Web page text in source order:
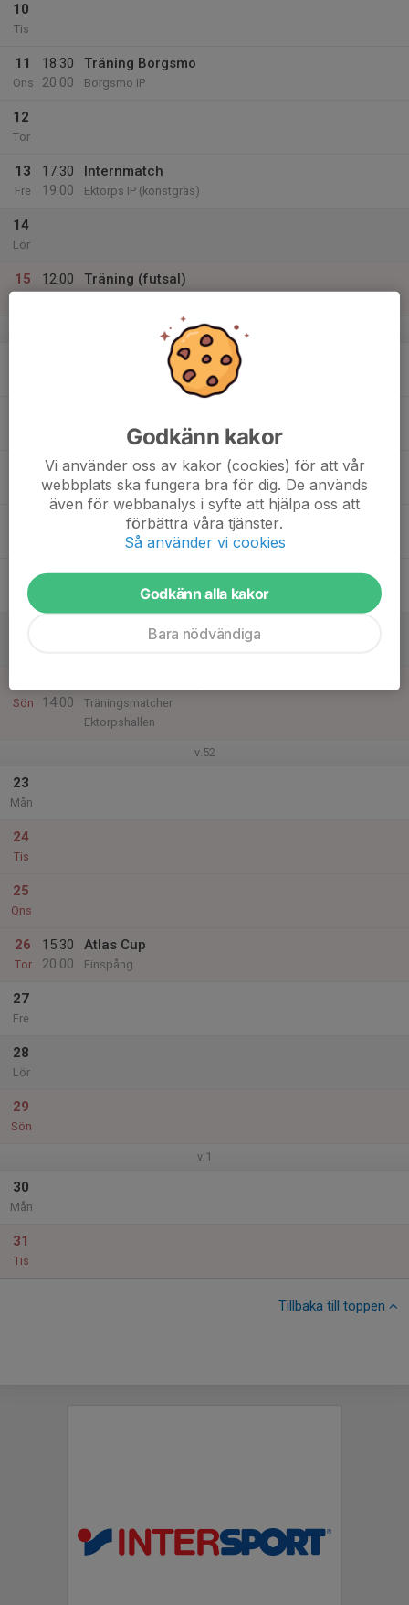
10
Tis
11
Ons
18:30
20:00
Träning Borgsmo
Borgsmo IP
12
Tor
13
Fre
17:30
19:00
Internmatch
Ektorps IP (konstgräs)
14
Lör
15
12:00
Träning (futsal)
v.51
Idrottens Hus Klockaretorpet
18:00
20:00
Säsongsavslutningen
Sandbergsgatan 6 (Sleipner Kansliet)
Julgransutdelning
Spiralen parkeringen
Fre
Sön
14:00
Träningsmatcher
Ektorpshallen
v.52
23
Mån
24
Tis
25
Ons
26
Tor
15:30
20:00
Atlas Cup
Finspång
27
Fre
28
Lör
29
Sön
v.1
30
Mån
31
Tis
Tillbaka till toppen
Godkänn kakor
Vi använder oss av kakor (cookies) för att vår
webbplats ska fungera bra för dig. De används
även för webbanalys i syfte att hjälpa oss att
förbättra våra tjänster.
Så använder vi cookies
Godkänn alla kakor
Bara nödvändiga